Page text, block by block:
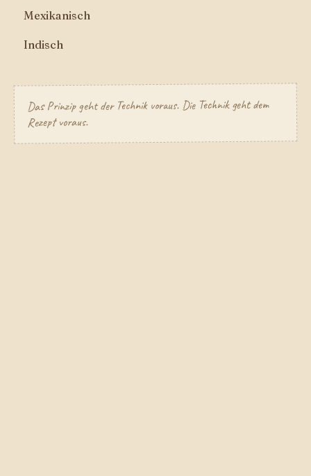
Mexikanisch
Indisch
Das Prinzip geht der Technik voraus. Die Technik geht dem
Rezept voraus.